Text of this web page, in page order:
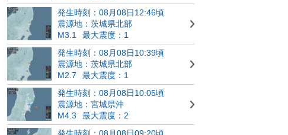
発生時刻：08月08日12:46頃
震源地：茨城県北部
M3.1
最大震度：1
発生時刻：08月08日10:39頃
震源地：茨城県北部
M2.7
最大震度：1
発生時刻：08月08日10:05頃
震源地：宮城県沖
M4.3
最大震度：2
発生時刻：08月08日09:20頃